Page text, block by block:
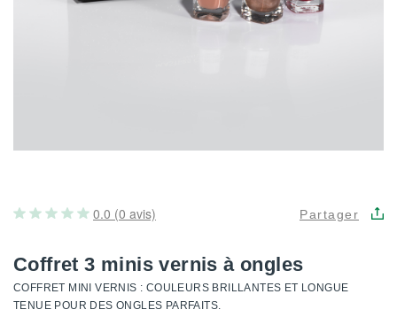
0.0 (0 avis) Partager
Coffret 3 minis vernis à ongles
COFFRET MINI VERNIS : COULEURS BRILLANTES ET LONGUE
TENUE POUR DES ONGLES PARFAITS.